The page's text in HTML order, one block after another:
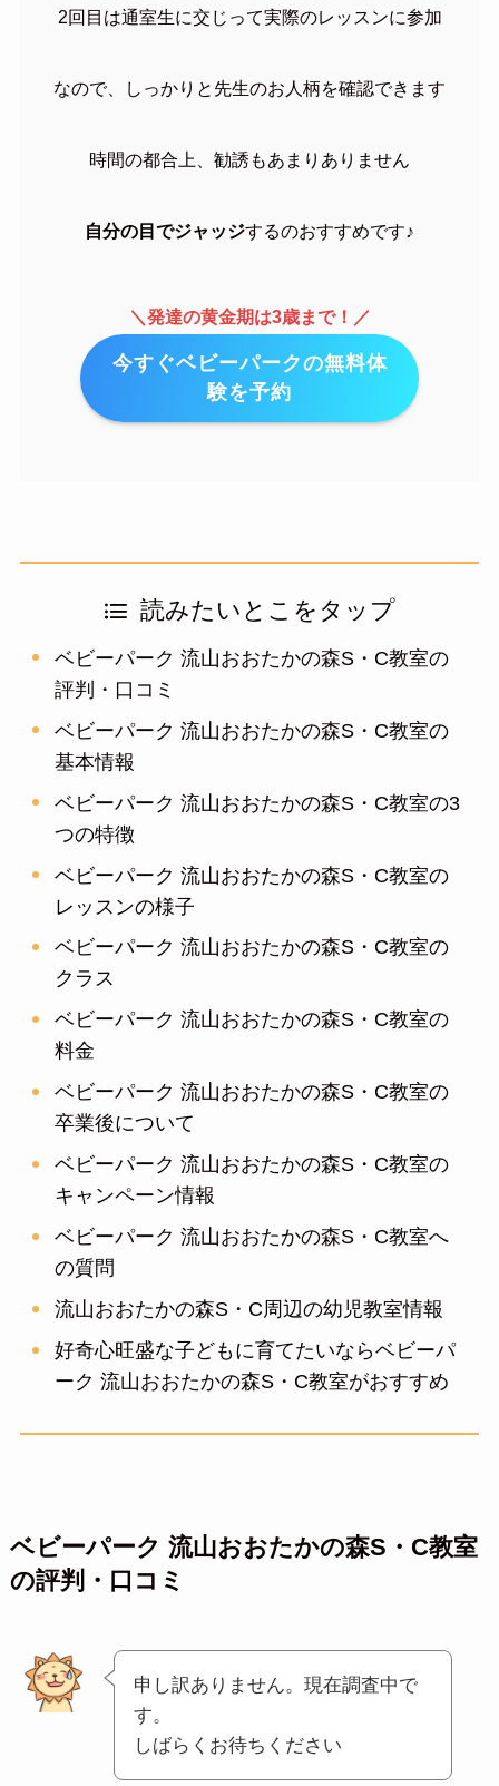
2回目は通室生に交じって実際のレッスンに参加
なので、しっかりと先生のお人柄を確認できます
時間の都合上、勧誘もあまりありません
自分の目でジャッジするのおすすめです♪
＼発達の黄金期は3歳まで！／
今すぐベビーパークの無料体
験を予約
読みたいとこをタップ
ベビーパーク 流山おおたかの森S・C教室の
評判・口コミ
ベビーパーク 流山おおたかの森S・C教室の
基本情報
ベビーパーク 流山おおたかの森S・C教室の3
つの特徴
ベビーパーク 流山おおたかの森S・C教室の
レッスンの様子
ベビーパーク 流山おおたかの森S・C教室の
クラス
ベビーパーク 流山おおたかの森S・C教室の
料金
ベビーパーク 流山おおたかの森S・C教室の
卒業後について
ベビーパーク 流山おおたかの森S・C教室の
キャンペーン情報
ベビーパーク 流山おおたかの森S・C教室へ
の質問
流山おおたかの森S・C周辺の幼児教室情報
好奇心旺盛な子どもに育てたいならベビーパ
ーク 流山おおたかの森S・C教室がおすすめ
ベビーパーク 流山おおたかの森S・C教室
の評判・口コミ
申し訳ありません。現在調査中で
す。
しばらくお待ちください